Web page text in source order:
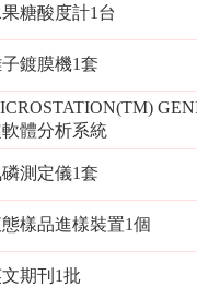
糖酸度計1台
鍍膜機1套
軟體分析系統
測定儀1套
樣品進樣裝置1個
期刊1批